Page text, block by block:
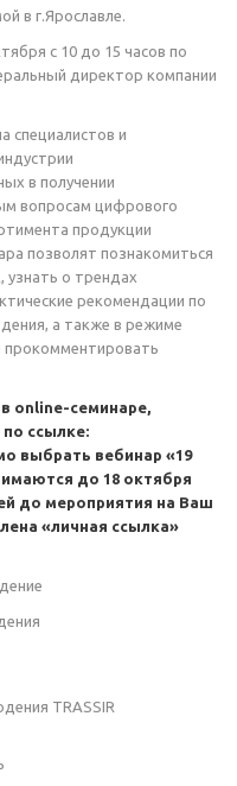
в г.Ярославле.
с 10 до 15 часов по
директор компании
специалистов и
в получении
вопросам цифрового
продукции
позволят познакомиться
узнать о трендах
рекомендации по
а также в режиме
прокомментировать
online-семинаре,
ссылке:
выбрать вебинар «19
до 18 октября
до мероприятия на Ваш
«личная ссылка»
TRASSIR